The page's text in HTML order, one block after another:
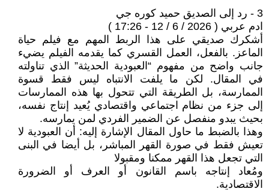
3 - رد إلى الصديق حميد كوره جي
ادم عربي ( 2026 / 6 / 12 - 17:26 )
أشكرك صديقي على هذا الربط المهم مع فيلم حياة
الماعز. بالفعل، العمل القسري كما يقدمه الفيلم يضيء
جانب واضح من مفهوم “العبودية الحديثة” الذي تناولته
في المقال. لكن ما يلفت الانتباه ليس فقط قسوة
الممارسة، بل الطريقة التي تتحول بها هذه الممارسات
إلى جزء من نظام اجتماعي واقتصادي يُعيد إنتاج نفسه،
بحيث يبدو منفصل عن الضمير الفردي لمن يمارسه.
وهذا بالضبط ما حاول المقال الإشارة إليه: أن العبودية لا
تعيش فقط في صورة القهر المباشر، بل أيضا في البنى
التي تجعل هذا القهر ممكنا ومقبولا
ومُعاد إنتاجه باسم القانون أو العرف أو الضرورة
الاقتصادية.